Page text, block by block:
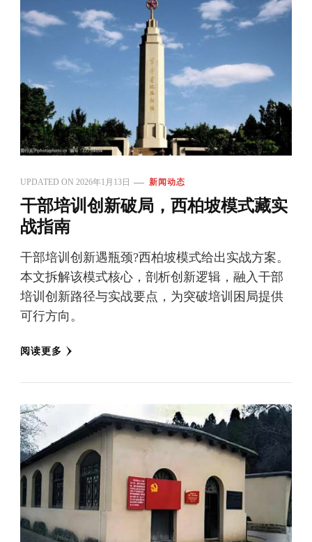
UPDATED ON 2026年1月13日 新闻动态
干部培训创新破局，西柏坡模式藏实
战指南
干部培训创新遇瓶颈?西柏坡模式给出实战方案。
本文拆解该模式核心，剖析创新逻辑，融入干部
培训创新路径与实战要点，为突破培训困局提供
可行方向。
阅读更多